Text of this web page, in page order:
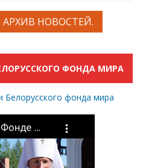
АРХИВ НОВОСТЕЙ.
ФОНДА МИРА
Белорусского фонда мира